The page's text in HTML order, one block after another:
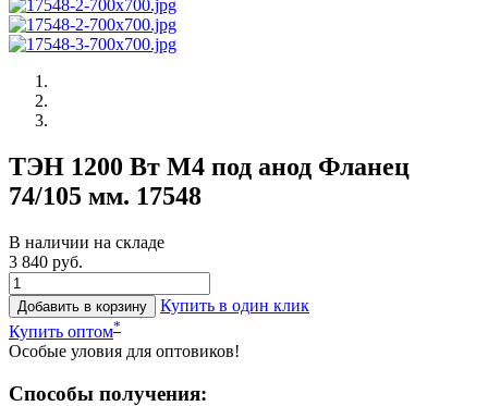
ТЭН 1200 Вт М4 под анод Фланец
74/105 мм. 17548
В наличии на складе
3 840 руб.
Добавить в корзину
Купить в один клик
Купить оптом*
Особые уловия для оптовиков!
Способы получения: